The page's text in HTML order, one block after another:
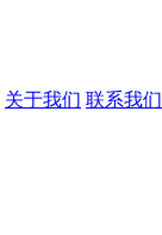
关于我们 联系我们